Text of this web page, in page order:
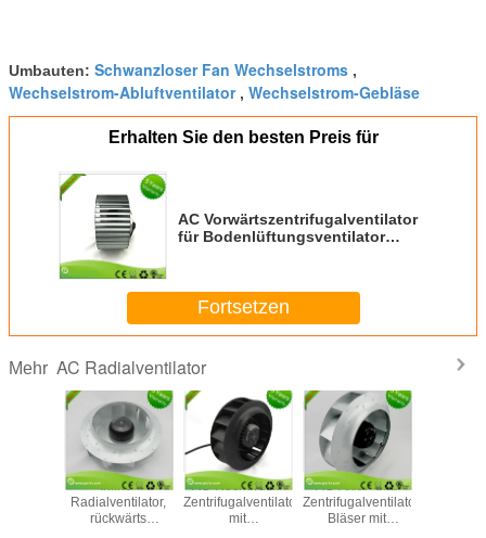
Umbauten: Schwanzloser Fan Wechselstroms ,
Wechselstrom-Abluftventilator, Wechselstrom-Gebläse
Erhalten Sie den besten Preis für
AC Vorwärtszentrifugalventilator
für Bodenlüftungsventilator
Fortsetzen
Mehr AC Radialventilator
Inline-
Radialventilator,
rückwärts
AC-Hochdruck-
Zentrifugalventilator
mit
AC-Axial- und
Zentrifugalventilatoren
Bläser mit